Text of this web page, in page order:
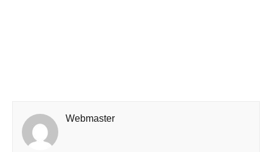
Webmaster